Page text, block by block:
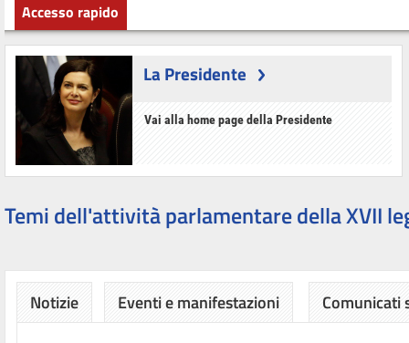
Accesso rapido
La Presidente
Vai alla home page della Presidente
Temi dell'attività parlamentare della XVII
Notizie Eventi e manifestazioni Comunicati